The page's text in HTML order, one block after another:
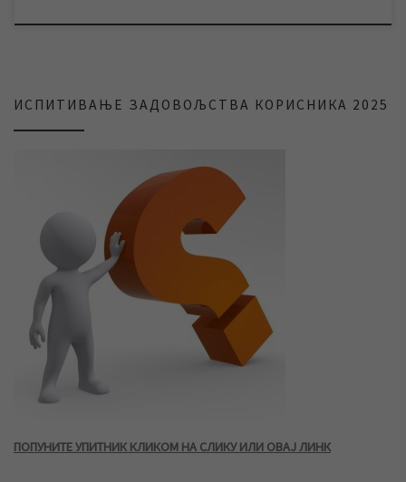
ИСПИТИВАЊЕ ЗАДОВОЉСТВА КОРИСНИКА 2025
ПОПУНИТЕ УПИТНИК КЛИКОМ НА СЛИКУ ИЛИ ОВАЈ ЛИНК